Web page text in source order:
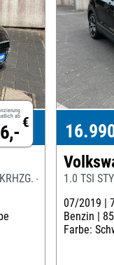
ab €
- R.KAM1.0 TSI
07/2019 |
Benzin |
Farbe: